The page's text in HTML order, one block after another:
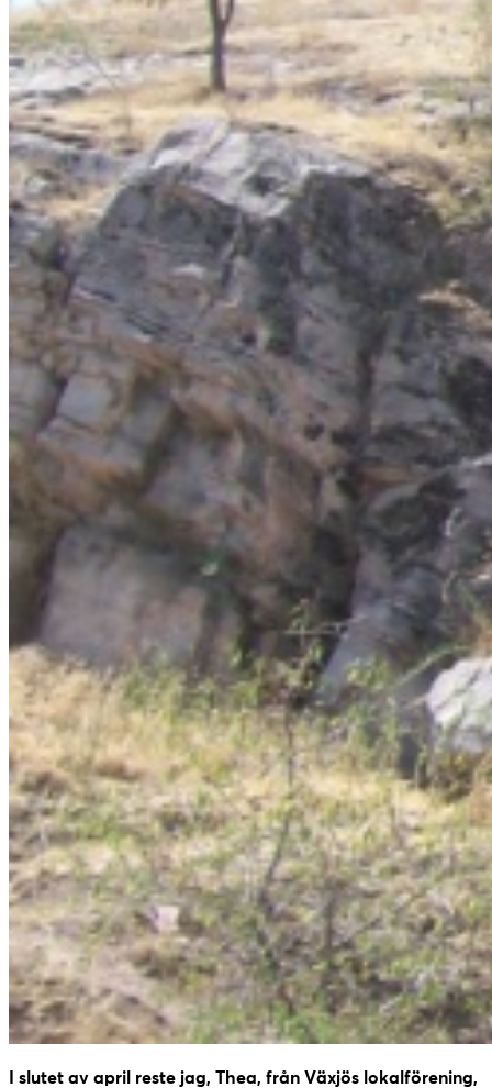
I slutet av april reste jag, Thea, från Växjös lokalförening,